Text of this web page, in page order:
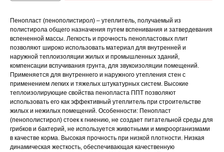
Пенопласт (пенополистирол) – утеплитель, получаемый из
полистирола общего назначения путем вспенивания и затвердевания
вспененной массы. Легкость и прочность пенопластовых плит
позволяют широко использовать материал для внутренней и
наружной теплоизоляции жилых и промышленных зданий,
компенсации вспучивания грунта, для звукоизоляции помещений.
Применяется для внутреннего и наружного утепления стен с
применением легких и тяжелых штукатурных систем. Высокие
теплоизолирующие свойства пенопласта ППТ позволяют
использовать его как эффективный утеплитель при строительстве
жилых и нежилых помещений. Особенности: Пенопласт
(пенополистирол) стоек к гниению, не создает питательной среды для
грибков и бактерий, не используется животными и микроорганизмами
в качестве корма. Высокая прочность при низкой плотности. Низкая
динамическая жесткость, обеспечивающая качественную